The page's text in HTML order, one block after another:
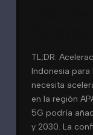
TL;DR:
Indonesia
necesita
en la región
5G podría
y 2030. La